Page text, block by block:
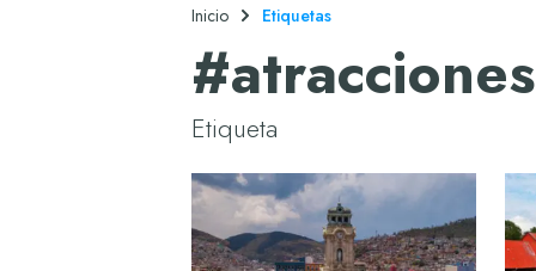
Inicio Etiquetas
#atracciones
Etiqueta